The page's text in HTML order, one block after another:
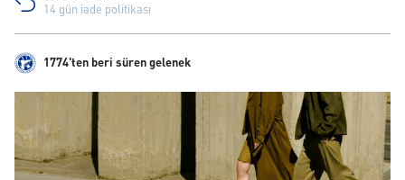
14 gün iade politikası
1774'ten beri süren gelenek